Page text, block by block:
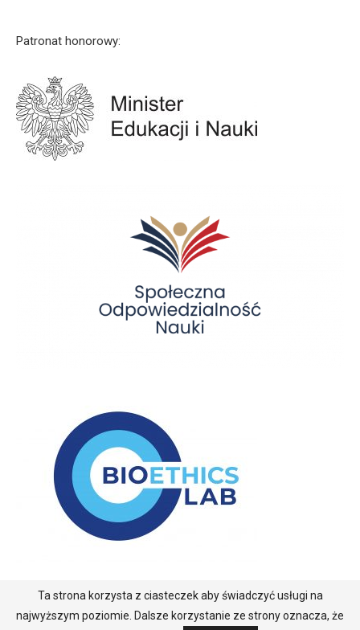
Patronat honorowy:
Ta strona korzysta z ciasteczek aby świadczyć usługi na
najwyższym poziomie. Dalsze korzystanie ze strony oznacza, że